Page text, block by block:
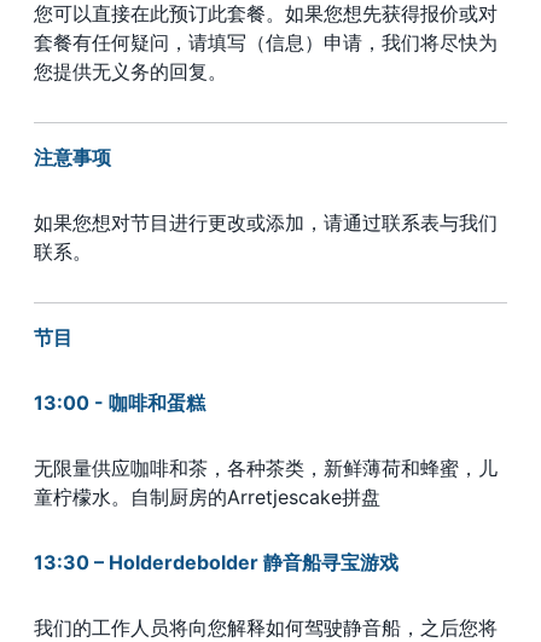
您可以直接在此预订此套餐。如果您想先获得报价或对
套餐有任何疑问，请填写（信息）申请，我们将尽快为
您提供无义务的回复。
注意事项
如果您想对节目进行更改或添加，请通过联系表与我们
联系。
节目
13:00 - 咖啡和蛋糕
无限量供应咖啡和茶，各种茶类，新鲜薄荷和蜂蜜，儿
童柠檬水。自制厨房的Arretjescake拼盘
13:30 – Holderdebolder 静音船寻宝游戏
我们的工作人员将向您解释如何驾驶静音船，之后您将